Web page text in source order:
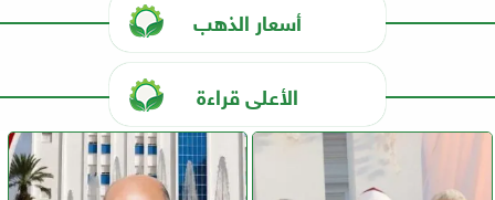
أسعار الذهب
الأعلى قراءة